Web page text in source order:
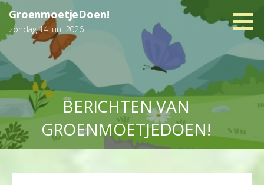
Ga
naar
de
inhoud
GroenmoetjeDoen!
zondag 14 juni 2026
BERICHTEN VAN
GROENMOETJEDOEN!